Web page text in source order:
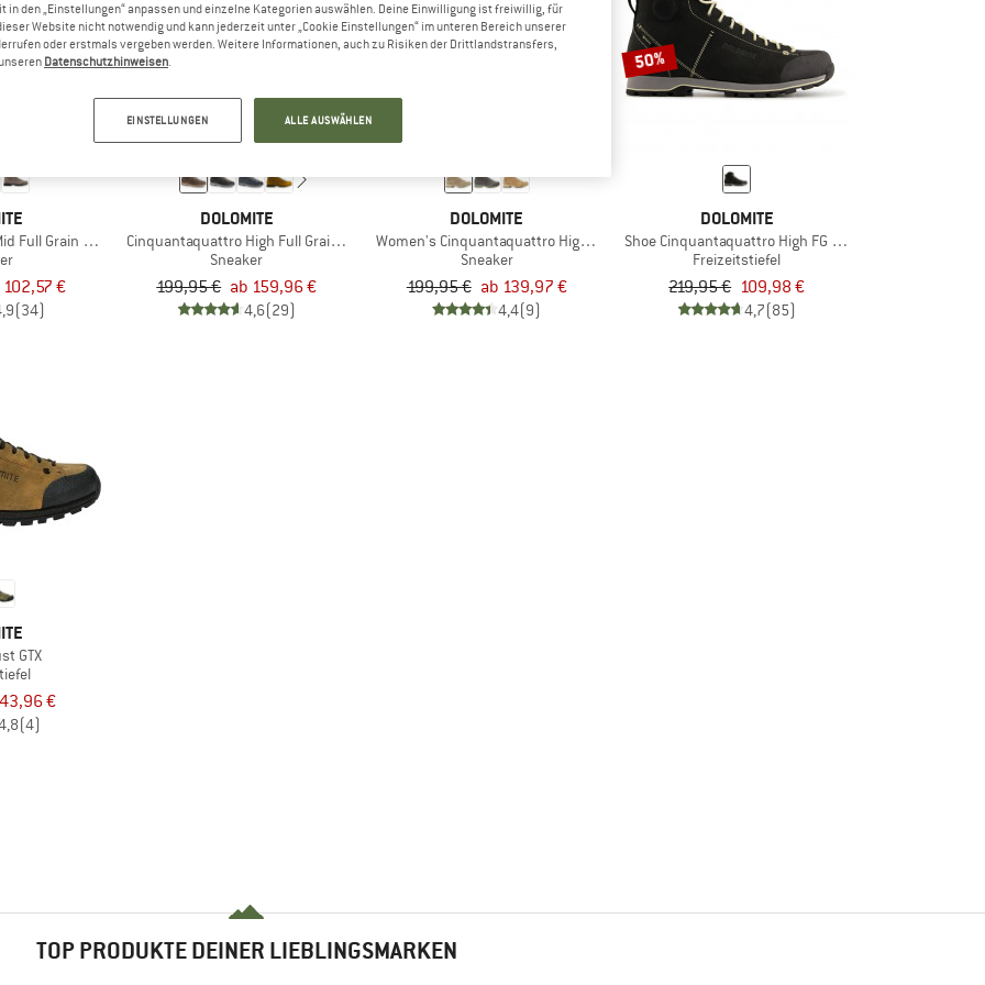
Full Grain Leather Evo
102,57 €
(34)
bis 20%
DOLOMITE
Cinquantaquattro High Full Grain Leather Evo GTX
Sneaker
199,95 € ab 159,96 €
4,6(29)
DOLOMITE
Women's Cinquantaquattro High Full Grain Evo GTX
Sneaker
199,95 € ab 139,97 €
4,4(9)
50%
DOLOMITE
Shoe Cinquantaquattro High FG GTX
Freizeitstiefel
219,95 € 109,98 €
4,7(85)
GTX
€
(4)
TOP PRODUKTE DEINER LIEBLINGSMARKEN
in den „Einstellungen“ anpassen und einzelne Kategorien auswählen. Deine Einwilligung ist freiwillig, für
Website nicht notwendig und kann jederzeit unter „Cookie Einstellungen“ im unteren Bereich unserer
oder erstmals vergeben werden. Weitere Informationen, auch zu Risiken der Drittlandstransfers,
Datenschutzhinweisen.
EINSTELLUNGEN ALLE AUSWÄHLEN